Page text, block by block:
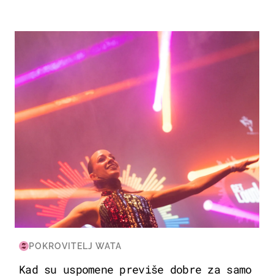
KULTURA & ZABAVA
POKROVITELJ WATA
Kad su uspomene previše dobre za samo